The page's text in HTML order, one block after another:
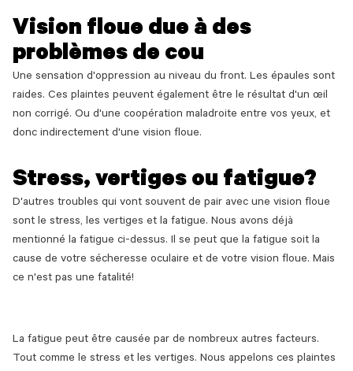
Vision floue due à des
problèmes de cou
Une sensation d'oppression au niveau du front. Les épaules sont
raides. Ces plaintes peuvent également être le résultat d'un œil
non corrigé. Ou d'une coopération maladroite entre vos yeux, et
donc indirectement d'une vision floue.
Stress, vertiges ou fatigue?
D'autres troubles qui vont souvent de pair avec une vision floue
sont le stress, les vertiges et la fatigue. Nous avons déjà
mentionné la fatigue ci-dessus. Il se peut que la fatigue soit la
cause de votre sécheresse oculaire et de votre vision floue. Mais
ce n'est pas une fatalité!
La fatigue peut être causée par de nombreux autres facteurs.
Tout comme le stress et les vertiges. Nous appelons ces plaintes